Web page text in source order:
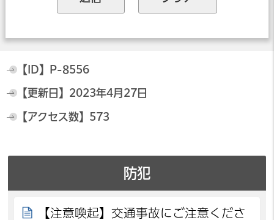
【ID】 P-8556
【更新日】 2023年4月27日
【アクセス数】 573
防犯
【注意喚起】交通事故にご注意くださ